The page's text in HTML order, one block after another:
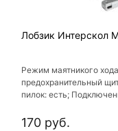
Лобзик Интерскол
Режим маятникого
предохранительный
пилок: есть;
170 руб.